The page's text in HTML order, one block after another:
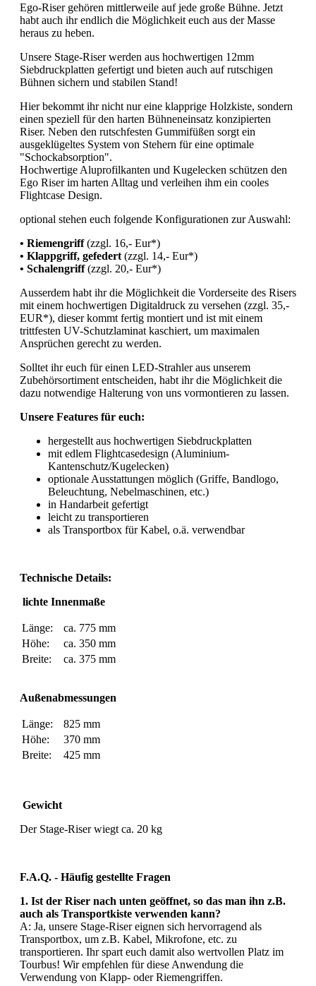
Ego-Riser gehören mittlerweile auf jede große Bühne. Jetzt
habt auch ihr endlich die Möglichkeit euch aus der Masse
heraus zu heben.
Unsere Stage-Riser werden aus hochwertigen 12mm
Siebdruckplatten gefertigt und bieten auch auf rutschigen
Bühnen sichern und stabilen Stand!
Hier bekommt ihr nicht nur eine klapprige Holzkiste, sondern
einen speziell für den harten Bühneneinsatz konzipierten
Riser. Neben den rutschfesten Gummifüßen sorgt ein
ausgeklügeltes System von Stehern für eine optimale
"Schockabsorption".
Hochwertige Aluprofilkanten und Kugelecken schützen den
Ego Riser im harten Alltag und verleihen ihm ein cooles
Flightcase Design.
optional stehen euch folgende Konfigurationen zur Auswahl:
• Riemengriff(zzgl. 16,- Eur*)
• Klappgriff, gefedert (zzgl. 14,- Eur*)
• Schalengriff(zzgl. 20,- Eur*)
Ausserdem habt ihr die Möglichkeit die Vorderseite des Risers
mit einem hochwertigen Digitaldruck zu versehen (zzgl. 35,-
EUR*), dieser kommt fertig montiert und ist mit einem
trittfesten UV-Schutzlaminat kaschiert, um maximalen
Ansprüchen gerecht zu werden.
Solltet ihr euch für einen LED-Strahler aus unserem
Zubehörsortiment entscheiden, habt ihr die Möglichkeit die
dazu notwendige Halterung von uns vormontieren zu lassen.
Unsere Features für euch:
hergestellt aus hochwertigen Siebdruckplatten
mit edlem Flightcasedesign (Aluminium-
Kantenschutz/Kugelecken)
optionale Ausstattungen möglich (Griffe, Bandlogo,
Beleuchtung, Nebelmaschinen, etc.)
in Handarbeit gefertigt
leicht zu transportieren
als Transportbox für Kabel, o.ä. verwendbar
Technische Details:
lichte Innenmaße
Länge:
ca. 775 mm
Höhe:
ca. 350 mm
Breite:
ca. 375 mm
Außenabmessungen
Länge:
825 mm
Höhe:
370 mm
Breite:
425 mm
Gewicht
Der Stage-Riser wiegt ca. 20 kg
F.A.Q. - Häufig gestellte Fragen
1. Ist der Riser nach unten geöffnet, so das man ihn z.B.
auch als Transportkiste verwenden kann?
A: Ja, unsere Stage-Riser eignen sich hervorragend als
Transportbox, um z.B. Kabel, Mikrofone, etc. zu
transportieren. Ihr spart euch damit also wertvollen Platz im
Tourbus! Wir empfehlen für diese Anwendung die
Verwendung von Klapp- oder Riemengriffen.